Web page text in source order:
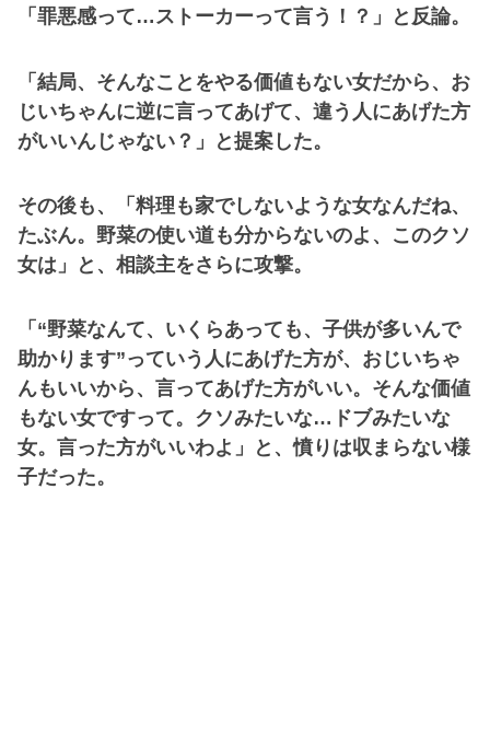
「罪悪感って…ストーカーって言う！？」と反論。
「結局、そんなことをやる価値もない女だから、お
じいちゃんに逆に言ってあげて、違う人にあげた方
がいいんじゃない？」と提案した。
その後も、「料理も家でしないような女なんだね、
たぶん。野菜の使い道も分からないのよ、このクソ
女は」と、相談主をさらに攻撃。
「“野菜なんて、いくらあっても、子供が多いんで
助かります”っていう人にあげた方が、おじいちゃ
んもいいから、言ってあげた方がいい。そんな価値
もない女ですって。クソみたいな…ドブみたいな
女。言った方がいいわよ」と、憤りは収まらない様
子だった。